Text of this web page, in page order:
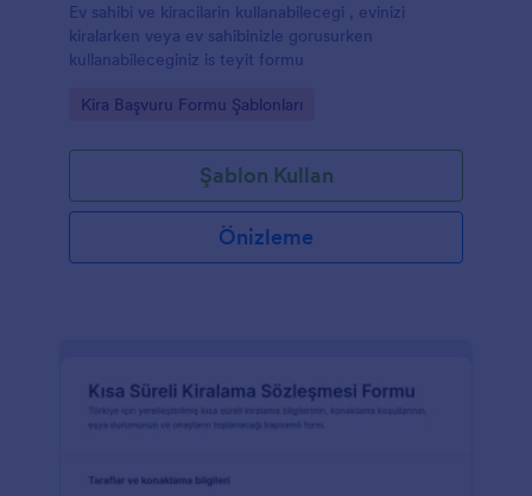
Ev sahibi ve kiracilarin kullanabilecegi , evinizi
kiralarken veya ev sahibinizle gorusurken
kullanabileceginiz is teyit formu
Go to Category:
Kira Başvuru Formu Şablonları
Şablon Kullan
Önizleme